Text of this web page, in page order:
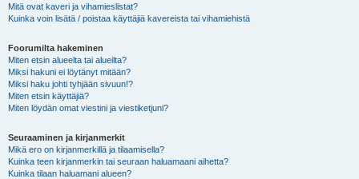
Mitä ovat kaveri ja vihamieslistat?
Kuinka voin lisätä / poistaa käyttäjiä kavereista tai vihamiehistä
Foorumilta hakeminen
Miten etsin alueelta tai alueilta?
Miksi hakuni ei löytänyt mitään?
Miksi haku johti tyhjään sivuun!?
Miten etsin käyttäjiä?
Miten löydän omat viestini ja viestiketjuni?
Seuraaminen ja kirjanmerkit
Mikä ero on kirjanmerkillä ja tilaamisella?
Kuinka teen kirjanmerkin tai seuraan haluamaani aihetta?
Kuinka tilaan haluamani alueen?